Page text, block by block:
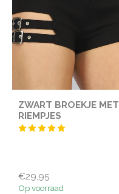
ZWART BROEKJE MET
RIEMPJES
€29,95
Op voorraad